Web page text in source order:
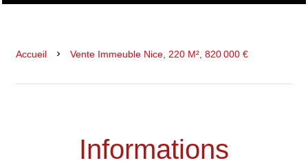
Accueil Vente Immeuble Nice, 220 M², 820 000 €
Informations